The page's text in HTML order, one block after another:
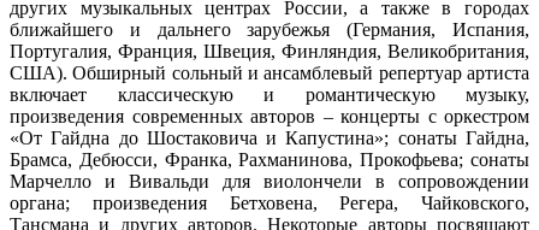
других музыкальных центрах России, а также в городах
ближайшего и дальнего зарубежья (Германия, Испания,
Португалия, Франция, Швеция, Финляндия, Великобритания,
США). Обширный сольный и ансамблевый репертуар артиста
включает классическую и романтическую музыку,
произведения современных авторов – концерты с оркестром
«От Гайдна до Шостаковича и Капустина»; сонаты Гайдна,
Брамса, Дебюсси, Франка, Рахманинова, Прокофьева; сонаты
Марчелло и Вивальди для виолончели в сопровождении
органа; произведения Бетховена, Регера, Чайковского,
Тансмана и других авторов. Некоторые авторы посвящают